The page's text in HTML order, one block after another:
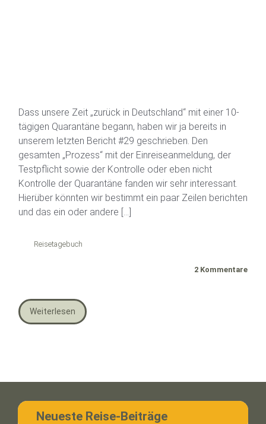
Dass unsere Zeit „zurück in Deutschland“ mit einer 10-
tägigen Quarantäne begann, haben wir ja bereits in
unserem letzten Bericht #29 geschrieben. Den
gesamten „Prozess“ mit der Einreiseanmeldung, der
Testpflicht sowie der Kontrolle oder eben nicht
Kontrolle der Quarantäne fanden wir sehr interessant.
Hierüber könnten wir bestimmt ein paar Zeilen berichten
und das ein oder andere […]
Reisetagebuch
2 Kommentare
Weiterlesen
Neueste Reise-Beiträge